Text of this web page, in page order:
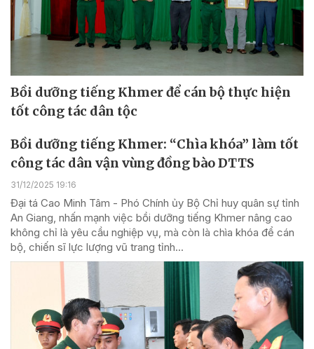
Bồi dưỡng tiếng Khmer để cán bộ thực hiện
tốt công tác dân tộc
Bồi dưỡng tiếng Khmer: “Chìa khóa” làm tốt
công tác dân vận vùng đồng bào DTTS
31/12/2025 19:16
Đại tá Cao Minh Tâm - Phó Chính ủy Bộ Chỉ huy quân sự tỉnh
An Giang, nhấn mạnh việc bồi dưỡng tiếng Khmer nâng cao
không chỉ là yêu cầu nghiệp vụ, mà còn là chìa khóa để cán
bộ, chiến sĩ lực lượng vũ trang tỉnh...